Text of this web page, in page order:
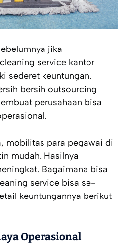
jika
service kantor
sederet keuntungan.
bersih outsourcing
perusahaan bisa
mobilitas para pegawai di
mudah. Hasilnya
Bagaimana bisa
service bisa se-
keuntungannya berikut
Operasional